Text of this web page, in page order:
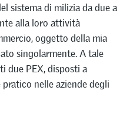
sistema di milizia da due a
alla loro attività
oggetto della mia
singolarmente. A tale
due PEX, disposti a
pratico nelle aziende degli